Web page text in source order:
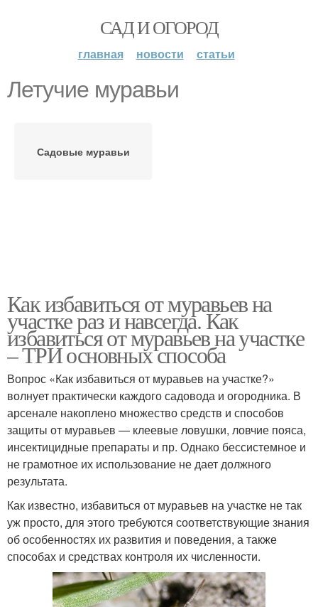
САД И ОГОРОД
главная новости статьи
Летучие муравьи
Садовые муравьи
Как избавиться от муравьев на
участке раз и навсегда. Как
избавиться от муравьев на участке
– ТРИ основных способа
Вопрос «Как избавиться от муравьев на участке?»
волнует практически каждого садовода и огородника. В
арсенале накоплено множество средств и способов
защиты от муравьев — клеевые ловушки, ловчие пояса,
инсектицидные препараты и пр. Однако бессистемное и
не грамотное их использование не дает должного
результата.
Как известно, избавиться от муравьев на участке не так
уж просто, для этого требуются соответствующие знания
об особенностях их развития и поведения, а также
способах и средствах контроля их численности.